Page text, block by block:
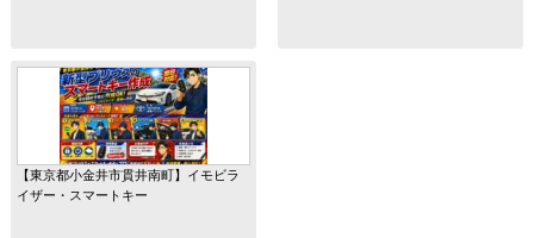
【東京都小金井市貫井南町】イモビラ
イザー・スマートキー